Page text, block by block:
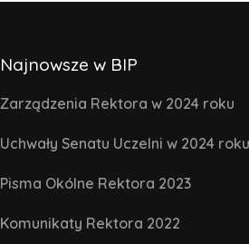
Najnowsze w BIP
Zarządzenia Rektora w 2024 roku
Uchwały Senatu Uczelni w 2024 roku
Pisma Okólne Rektora 2023
Komunikaty Rektora 2022